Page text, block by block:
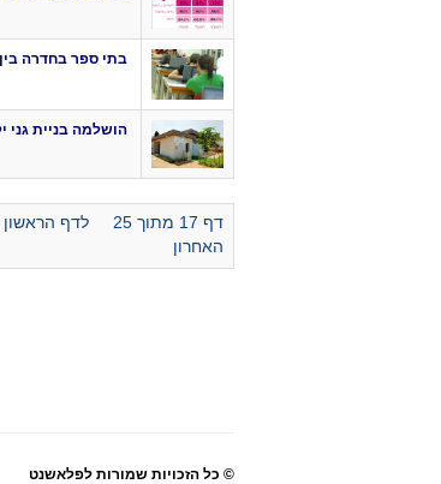
בתי ספר בחדרה
הושלמה בניית גני
דף 17 מתוך 25 לדף הראשון
האחרון
© כל הזכויות שמורות לפלאשנט